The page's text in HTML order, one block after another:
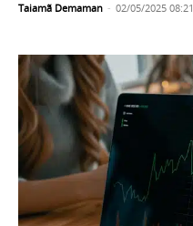
Taiamã Demaman - 02/05/2025 08:21